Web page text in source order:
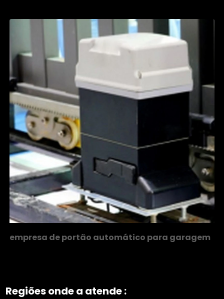
empresa de portão automático para garagem
Regiões onde a atende :